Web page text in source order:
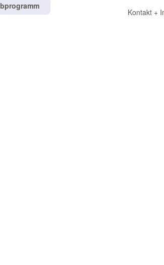
Kontakt +